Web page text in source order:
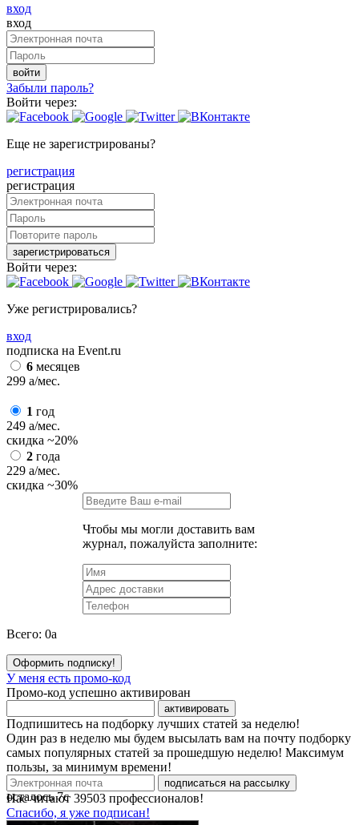
вход
вход
войти
Забыли пароль?
Войти через:
Еще не зарегистрированы?
регистрация
регистрация
зарегистрироваться
Войти через:
Уже регистрировались?
вход
подписка на Event.ru
6 месяцев
299 a/мес.
1 год
249 a/мес.
скидка ~20%
2 года
229 a/мес.
скидка ~30%
Чтобы мы могли доставить вам
журнал, пожалуйста заполните:
Всего: 0a
Оформить подписку!
У меня есть промо-код
Промо-код успешно активирован
активировать
Подпишитесь на подборку лучших статей за неделю!
Один раз в неделю мы будем высылать вам на почту подборку
самых популярных статей за прошедшую неделю! Максимум
пользы, за минимум времени!
подписаться на рассылку
Нас читают 39503 профессионалов!
Спасибо, я уже подписан!
осталось7с